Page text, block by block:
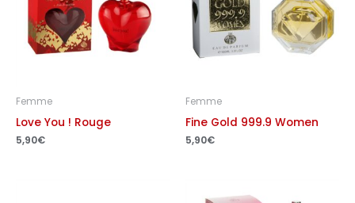
Femme
Love You ! Rouge
5,90€
Femme
Fine Gold 999.9 Women
5,90€